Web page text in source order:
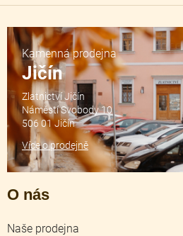
O nás
Naše prodejna
Kamenná prodejna
Jičín
Zlatnictví Jičín
Náměstí Svobody 10
506 01 Jičín
Více o prodejně